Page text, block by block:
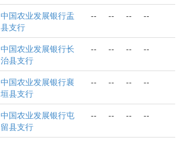
中国农业发展银行盂
县支行
-- -- -- --
中国农业发展银行长
治县支行
-- -- -- --
中国农业发展银行襄
垣县支行
-- -- -- --
中国农业发展银行屯
留县支行
-- -- -- --